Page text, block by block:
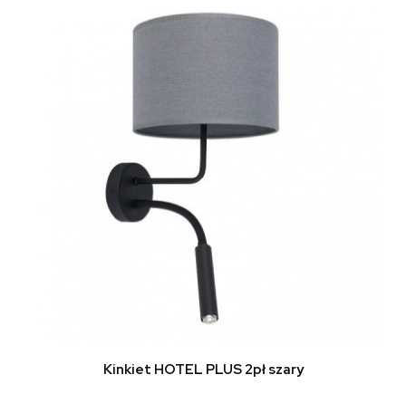
Kinkiet HOTEL PLUS 2pł szary